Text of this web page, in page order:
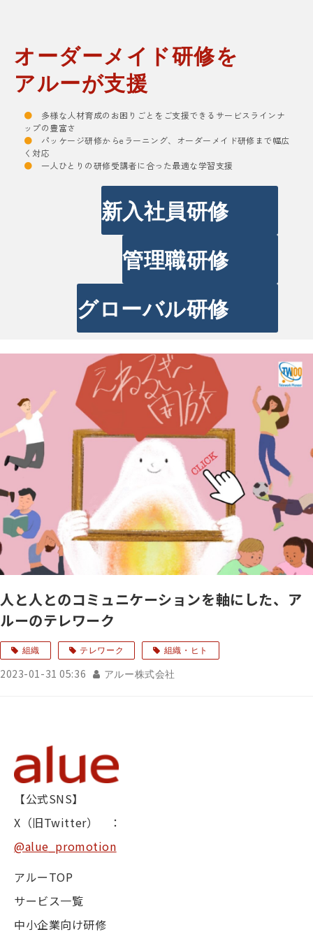
オーダーメイド研修を
アルーが支援
● 多様な人材育成のお困りごとをご支援できるサービスラインナ
ップの豊富さ
● パッケージ研修からeラーニング、オーダーメイド研修まで幅広
く対応
● 一人ひとりの研修受講者に合った最適な学習支援
新入社員研修
管理職研修
グローバル研修
人と人とのコミュニケーションを軸にした、ア
ルーのテレワーク
組織 テレワーク 組織・ヒト
2023-01-31 05:36 アルー株式会社
【公式SNS】
X（旧Twitter） ：
@alue_promotion
アルーTOP
サービス一覧
中小企業向け研修